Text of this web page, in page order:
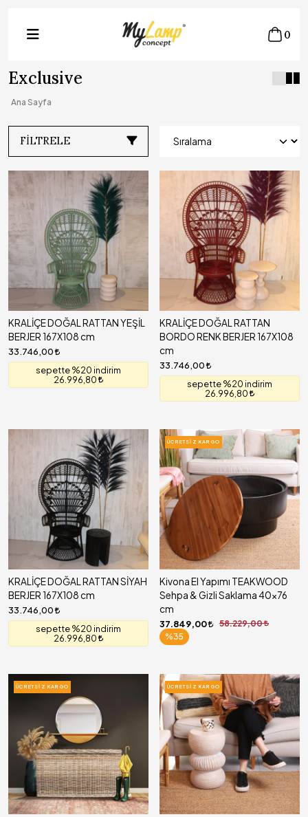
0
Exclusive
Ana Sayfa
FILTRELE
KRALİÇE DOĞAL RATTAN YEŞİL
BERJER 167X108 cm
33.746,00
sepette %20 indirim
26.996,80
KRALİÇE DOĞAL RATTAN
BORDO RENK BERJER 167X108
cm
33.746,00
sepette %20 indirim
26.996,80
KRALİÇE DOĞAL RATTAN SİYAH
BERJER 167X108 cm
33.746,00
sepette %20 indirim
26.996,80
ÜCRETSIZ KARGO
Kivona El Yapımı TEAKWOOD
Sehpa & Gizli Saklama 40x76
cm
37.849,00
58.229,00
%35
ÜCRETSIZ KARGO ÜCRETSIZ KARGO